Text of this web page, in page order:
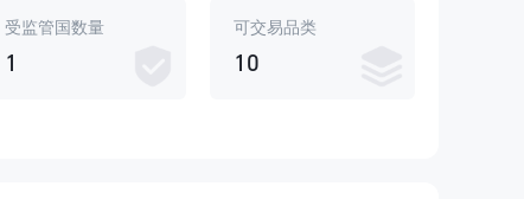
受监管国数量
1
可交易品类
10